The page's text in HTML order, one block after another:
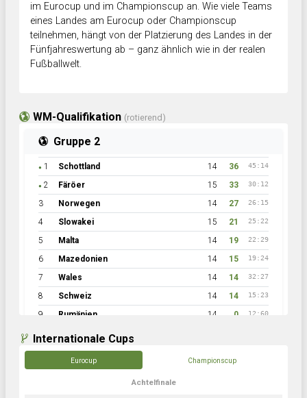
im Eurocup und im Championscup an. Wie viele Teams
eines Landes am Eurocup oder Championscup
teilnehmen, hängt von der Platzierung des Landes in der
Fünfjahreswertung ab – ganz ähnlich wie in der realen
Fußballwelt.
WM-Qualifikation (rotierend)
Gruppe 2
● 1 Schottland 14 36 45:14
● 2 Färöer 15 33 30:12
3 Norwegen 14 27 26:15
4 Slowakei 15 21 25:22
5 Malta 14 19 22:29
6 Mazedonien 14 15 19:24
7 Wales 14 14 32:27
8 Schweiz 14 14 15:23
9 Rumänien 14 0 12:60
Internationale Cups
Eurocup Championscup
Achtelfinale